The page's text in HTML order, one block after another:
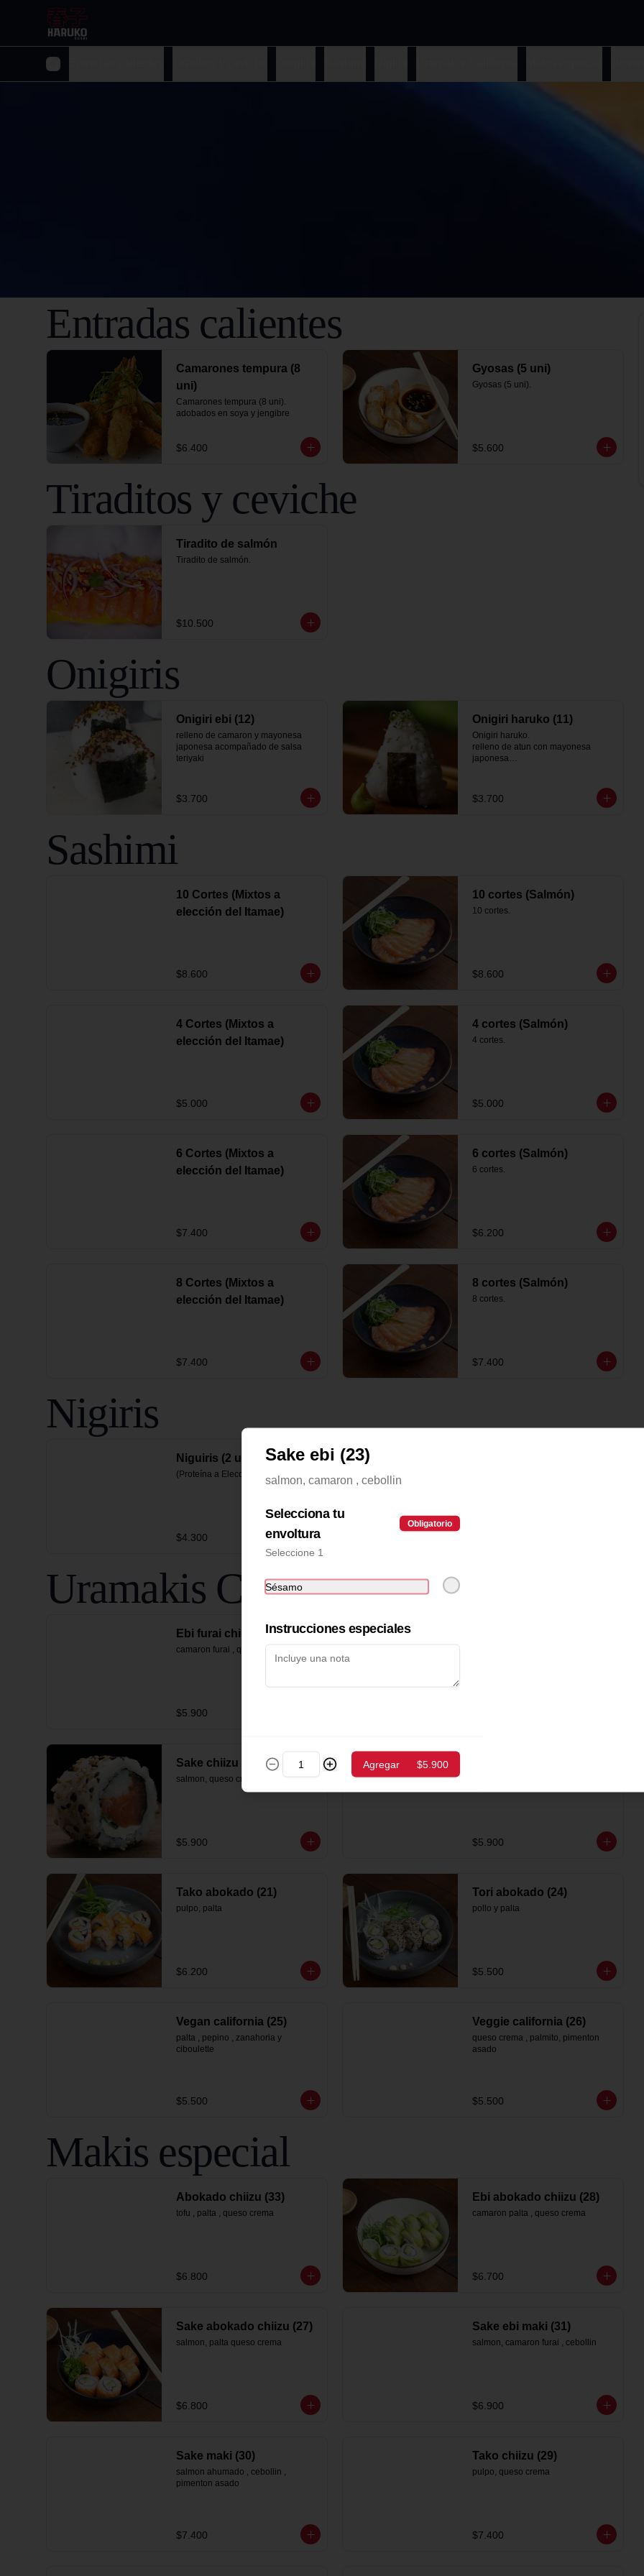
Entradas calientes
Camarones tempura (8
uni)
Camarones tempura (8 uni).
adobados en soya y jengibre
$6.400
Gyosas (5 uni)
Gyosas (5 uni).
$5.600
Tiraditos y ceviche
Tiradito de salmón
Tiradito de salmón.
$10.500
Onigiris
Onigiri ebi (12)
relleno de camaron y mayonesa
japonesa acompañado de salsa
teriyaki
$3.700
Onigiri haruko (11)
Onigiri haruko.
relleno de atun con mayonesa
japonesa
$3.700
Sashimi
10 Cortes (Mixtos a
elección del Itamae)
$8.600
10 cortes (Salmón)
10 cortes.
$8.600
4 Cortes (Mixtos a
elección del Itamae)
$5.000
4 cortes (Salmón)
4 cortes.
$5.000
6 Cortes (Mixtos a
elección del Itamae)
$7.400
6 cortes (Salmón)
6 cortes.
$6.200
8 Cortes (Mixtos a
elección del Itamae)
$7.400
8 cortes (Salmón)
8 cortes.
$7.400
Nigiris
Niguiris (2 unidades)
(Proteína a Elección)
$4.300
Uramakis California
Ebi furai chiizu (20)
camaron furai , queso crema , palta
$5.900
Sake chiizu (22)
salmon, queso crema  y cebollin
$5.900 $5.900
Tako abokado (21)
pulpo, palta
$6.200
Tori abokado (24)
pollo y palta
$5.500
Vegan california (25)
palta , pepino , zanahoria y
ciboulette
$5.500
Veggie california (26)
queso crema , palmito, pimenton
asado
$5.500
Makis especial
Abokado chiizu (33)
tofu , palta , queso crema
$6.800
Ebi abokado chiizu (28)
camaron palta , queso crema
$6.700
Sake abokado chiizu (27)
salmon, palta queso crema
$6.800
Sake ebi maki (31)
salmon, camaron furai , cebollin
$6.900
Sake maki (30)
salmon ahumado , cebollin ,
pimenton asado
$7.400
Tako chiizu (29)
pulpo, queso crema
$7.400
Sake ebi (23)
salmon, camaron , cebollin
Selecciona tu
envoltura
Obligatorio
Seleccione 1
Sésamo
Instrucciones especiales
Agregar $5.900